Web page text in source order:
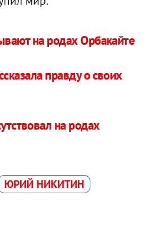
на родах Орбакайте
правду о своих
на родах
ЮРИЙ НИКИТИН